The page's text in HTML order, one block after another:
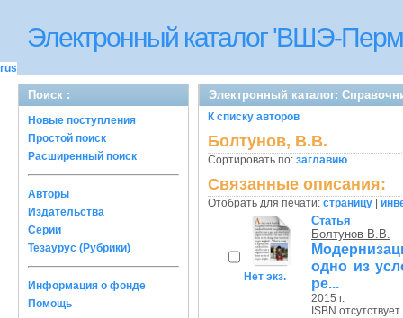
Электронный каталог 'ВШЭ-
rus
Поиск :
Новые поступления
Простой поиск
Расширенный поиск
Авторы
Издательства
Серии
Тезаурус (Рубрики)
Информация о фонде
Помощь
Электронный каталог:
К списку авторов
Болтунов, В.В.
Сортировать по: заглавию
Связанные описания:
Отобрать для печати: страницу
Нет экз.
Статья
Болтунов В.В.
одно из
ре...
2015 г.
ISBN отсутствует